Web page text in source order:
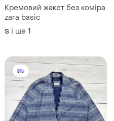
Кремовий жакет без коміра
zara basic
S і ще 1